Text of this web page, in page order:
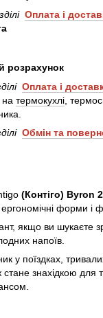
Оплата і
розрахунок
Оплата і
на термокухлі,
Обмін та
(Контіго) Byron
форми і
якщо ви шукаєте
напоїв.
у поїздках,
знахідкою для